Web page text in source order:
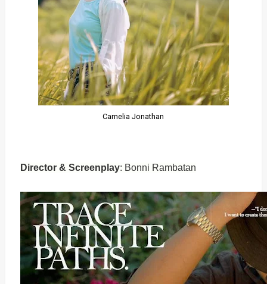
Camelia Jonathan
Director & Screenplay: Bonni Rambatan